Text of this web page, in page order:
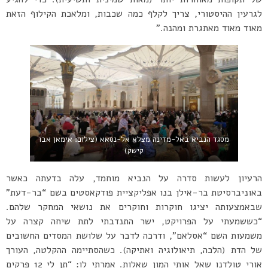
לגרעין ההיסטורי, צריך לקלף כמה שכבות, ומלאכת הקילוף הזאת
מאוד מאוד מאתגרת ומהנה.”
מסגד הנביא באל-מדינה מצלא אל-נסאא (צילום: אימאן אבו
קישק)
הרעיון לעשות סדרה על הנביא מוחמד, עלה בדעתה כאשר
באוניברסיטת בר-אילן בנו אפליקציית פודקאסטים בשם “בר-דעת”
שבאמצעותה יציגו חוקרות וחוקרים את נושאי המחקר שלהם.
“כששמעתי על הפרויקט, ישר התנדבתי לתת שיחה קצרה על
משמעות השם “אסלאם”, ודרכה לדבר על שלושת המסדים החשובים
של הדת (הלכה, תיאולוגיה ואתיקה). כשהסתיימה ההקלטה, העורך
אורי טולדנו שאל אותי המון שאלות. אמרתי לו: “תן לי 12 פרקים